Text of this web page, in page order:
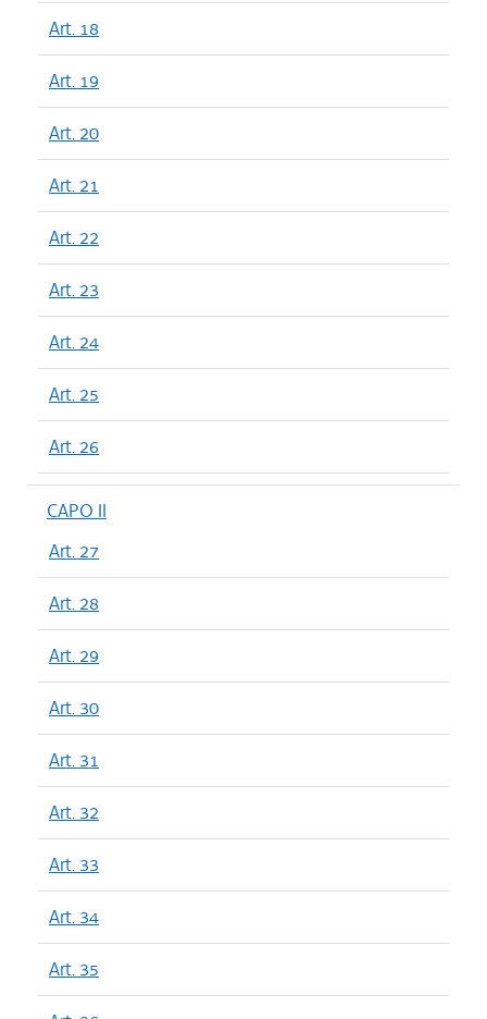
Art. 18
Art. 19
Art. 20
Art. 21
Art. 22
Art. 23
Art. 24
Art. 25
Art. 26
CAPO II
Art. 27
Art. 28
Art. 29
Art. 30
Art. 31
Art. 32
Art. 33
Art. 34
Art. 35